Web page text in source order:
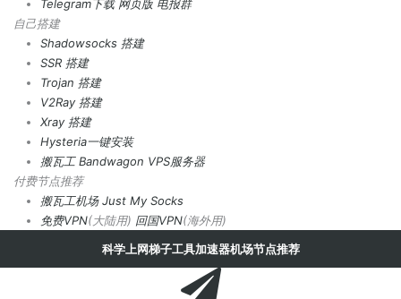
Telegram下载 网页版 电报群
自己搭建
Shadowsocks 搭建
SSR 搭建
Trojan 搭建
V2Ray 搭建
Xray 搭建
Hysteria一键安装
搬瓦工 Bandwagon VPS服务器
付费节点推荐
搬瓦工机场 Just My Socks
免费VPN(大陆用) 回国VPN(海外用)
科学上网梯子工具加速器机场节点推荐